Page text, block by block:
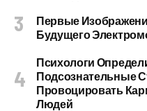
Первые
Будущего
Психологи
Подсознательные
Провоцировать
Людей